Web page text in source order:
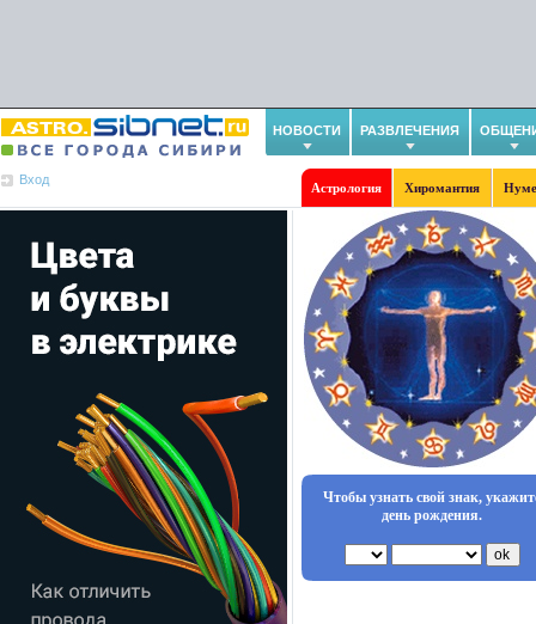
НОВОСТИ РАЗВЛЕЧЕНИЯ
Вход
Астрология Хиромантия
Чтобы узнать свой знак,
день рождения.